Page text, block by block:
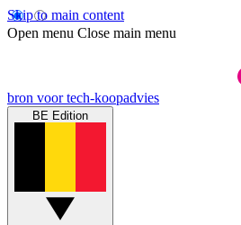
Skip to main content
Open menu Close main menu
bron voor tech-koopadvies
BE Edition